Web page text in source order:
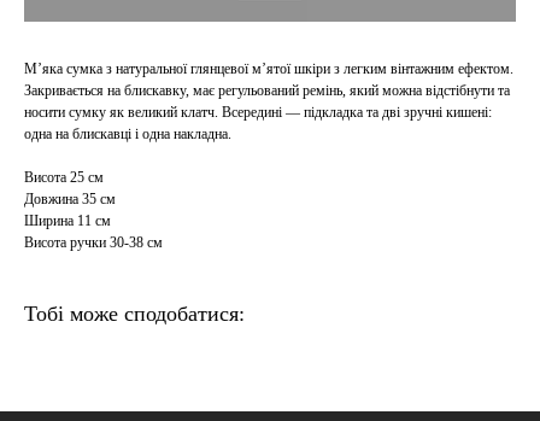
Мʼяка сумка з натуральної глянцевої мʼятої шкіри з легким вінтажним ефектом.
Закривається на блискавку, має регульований ремінь, який можна відстібнути та
носити сумку як великий клатч. Всередині — підкладка та дві зручні кишені:
одна на блискавці і одна накладна.
Висота 25 см
Довжина 35 см
Ширина 11 см
Висота ручки 30-38 см
Тобі може сподобатися: